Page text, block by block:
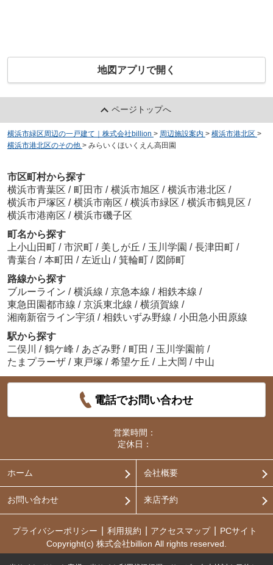
地図アプリで開く
ページトップへ
横浜市緑区周辺の一戸建て｜株式会社billion > 周辺施設案内 > 横浜市港北区 >
横浜市港北区のその他 > みらいくほいくえん高田園
市区町村から探す
横浜市青葉区 / 町田市 / 横浜市旭区 / 横浜市港北区 /
横浜市戸塚区 / 横浜市南区 / 横浜市緑区 / 横浜市鶴見区 /
横浜市港南区 / 横浜市磯子区
町名から探す
上小山田町 / 市沢町 / 美しが丘 / 玉川学園 / 長津田町 /
青葉台 / 本町田 / 左近山 / 箕輪町 / 図師町
路線から探す
ブルーライン / 横浜線 / 京急本線 / 相鉄本線 /
東急田園都市線 / 京浜東北線 / 横須賀線 /
湘南新宿ライン宇須 / 相鉄いずみ野線 / 小田急小田原線
駅から探す
二俣川
/ 鶴ケ峰 / あざみ野 / 町田 / 玉川学園前 /
たまプラーザ / 東戸塚 / 希望ケ丘 / 上大岡 / 中山
電話でお問い合わせ
営業時間：
定休日：
ホーム 会社概要
お問い合わせ 来店予約
プライバシーポリシー 利用規約 アクセスマップ
PCサイト
Copyright(c) 株式会社billion All rights reserved.